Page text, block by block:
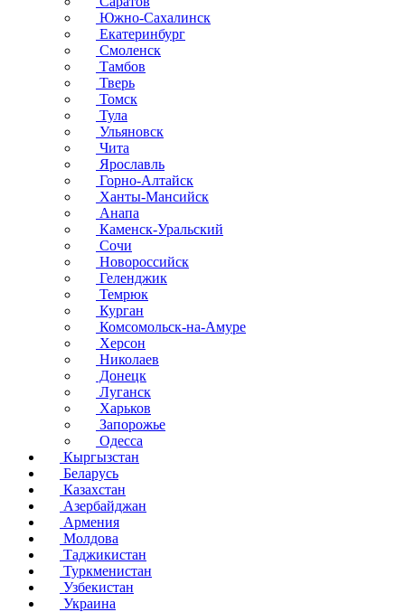
Южно-Сахалинск
Екатеринбург
Смоленск
Тамбов
Тверь
Томск
Тула
Ульяновск
Чита
Ярославль
Горно-Алтайск
Ханты-Мансийск
Анапа
Каменск-Уральский
Сочи
Новороссийск
Геленджик
Темрюк
Курган
Комсомольск-на-Амуре
Херсон
Николаев
Донецк
Луганск
Харьков
Запорожье
Одесса
Кыргызстан
Беларусь
Казахстан
Азербайджан
Армения
Молдова
Таджикистан
Туркменистан
Узбекистан
Украина